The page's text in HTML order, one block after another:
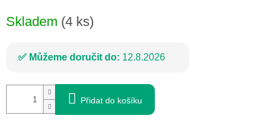
Skladem (4 ks)
Můžeme doručit do: 12.8.2026
Přidat do košíku